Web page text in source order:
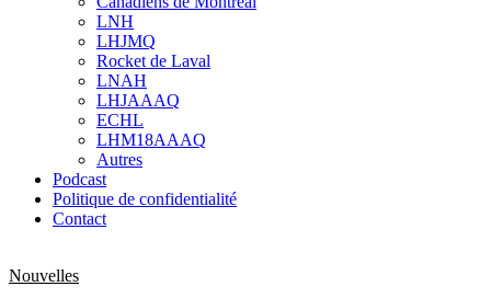
sub
menu
LNH
LHJMQ
Rocket de Laval
LNAH
LHJAAAQ
ECHL
LHM18AAAQ
Autres
Podcast
Politique de confidentialité
Contact
Nouvelles